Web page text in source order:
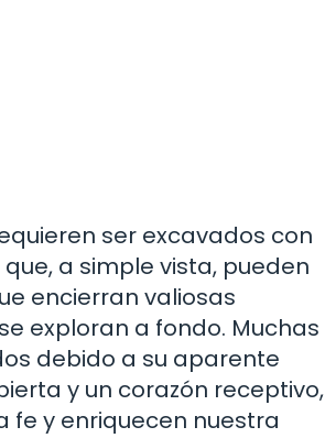
ser excavados con
a simple vista, pueden
encierran valiosas
exploran a fondo. Muchas
debido a su aparente
y un corazón receptivo,
fe y enriquecen nuestra